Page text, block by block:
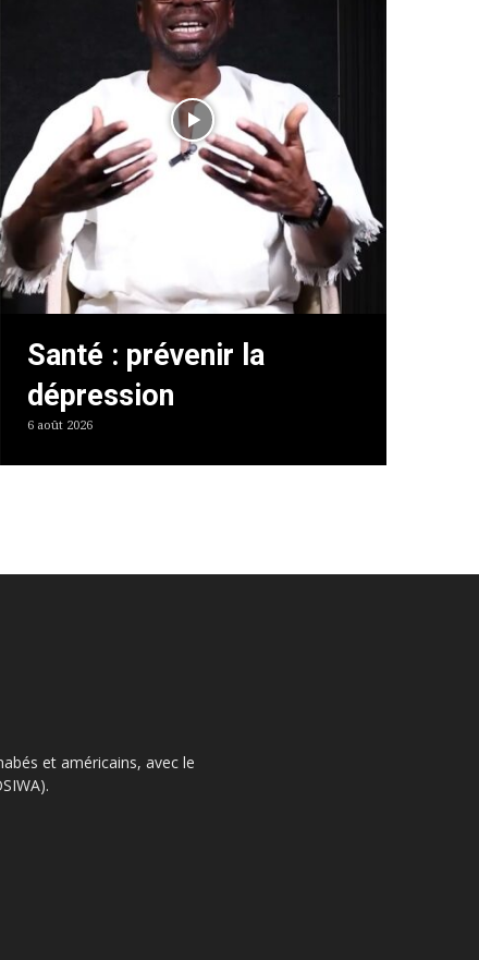
Santé : prévenir la
dépression
6 août 2026
et américains, avec le